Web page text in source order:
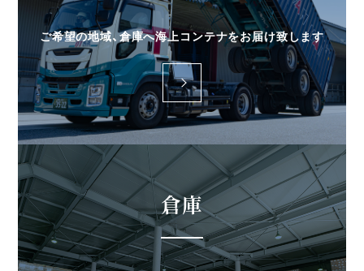
ご希望の地域、倉庫へ海上コンテナをお届け致します
倉庫